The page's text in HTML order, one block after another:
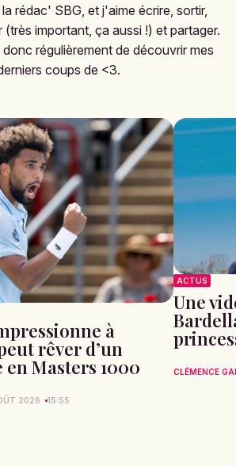
rédac' SBG, et j'aime écrire, sortir,
(très important, ça aussi !) et partager.
régulièrement de découvrir mes
coups de <3.
à
rêver d’un
Masters 1000
2026 15:55
ACTUS
Une
CLÉMENCE